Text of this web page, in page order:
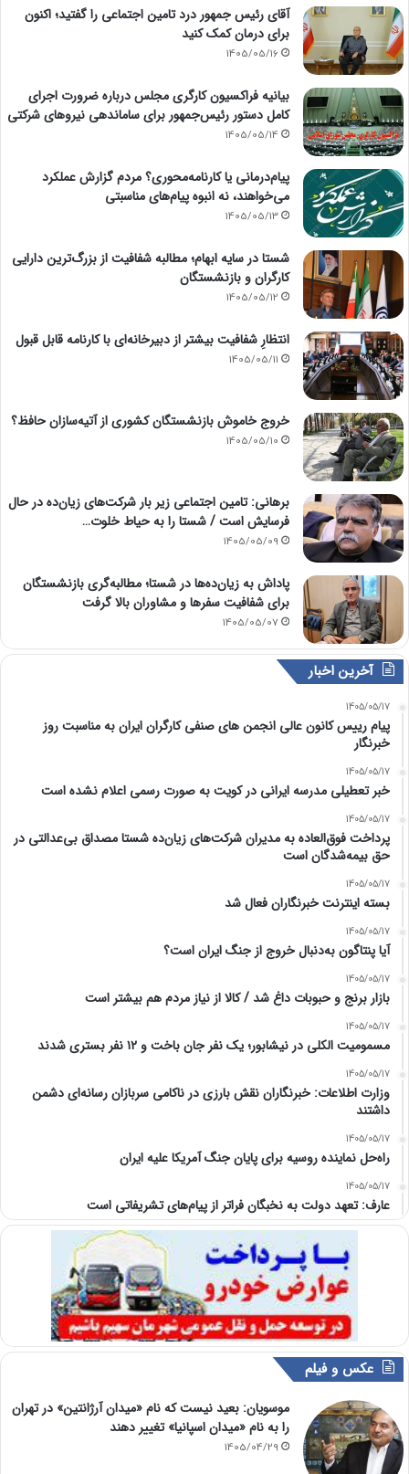
آقای رئیس جمهور درد تامین اجتماعی را گفتید؛ اکنون
برای درمان کمک کنید
1405/05/16
بیانیه فراکسیون کارگری مجلس درباره ضرورت اجرای
کامل دستور رئیس‌جمهور برای ساماندهی نیروهای شرکتی
1405/05/14
پیام‌درمانی یا کارنامه‌محوری؟ مردم گزارش عملکرد
می‌خواهند، نه انبوه پیام‌های مناسبتی
1405/05/13
شستا در سایه ابهام؛ مطالبه شفافیت از بزرگ‌ترین دارایی
کارگران و بازنشستگان
1405/05/12
انتظارِ شفافیت بیشتر از دبیرخانه‌ای با کارنامه قابل قبول
1405/05/11
خروج خاموش بازنشستگان کشوری از آتیه‌سازان حافظ؟
1405/05/10
برهانی: تامین اجتماعی زیر بار شرکت‌های زیان‌ده در حال
فرسایش است / شستا را به حیاط خلوت…
1405/05/09
پاداش به زیان‌ده‌ها در شستا؛ مطالبه‌گری بازنشستگان
برای شفافیت سفرها و مشاوران بالا گرفت
1405/05/07
آخرین اخبار
1405/05/17
پیام رییس کانون عالی انجمن های صنفی کارگران ایران به مناسبت روز
خبرنگار
1405/05/17
خبر تعطیلی مدرسه ایرانی در کویت به صورت رسمی اعلام نشده است
1405/05/17
پرداخت فوق‌العاده به مدیران شرکت‌های زیان‌ده شستا مصداق بی‌عدالتی در
حق بیمه‌شدگان است
1405/05/17
بسته اینترنت خبرنگاران فعال شد
1405/05/17
آیا پنتاگون به‌دنبال خروج از جنگ ایران است؟
1405/05/17
بازار برنج و حبوبات داغ شد / کالا از نیاز مردم هم بیشتر است
1405/05/17
مسمومیت الکلی در نیشابور؛ یک نفر جان باخت و ۱۲ نفر بستری شدند
1405/05/17
وزارت اطلاعات: خبرنگاران نقش بارزی در ناکامی سربازان رسانه‌ای دشمن
داشتند
1405/05/17
راه‌حل نماینده روسیه برای پایان جنگ آمریکا علیه ایران
1405/05/17
عارف: تعهد دولت به نخبگان فراتر از پیام‎‌های تشریفاتی است
عکس و فیلم
موسویان: بعید نیست که نام «میدان آرژانتین» در تهران
را به نام «میدان اسپانیا» تغییر دهند
1405/04/29